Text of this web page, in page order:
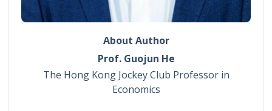
About Author
Prof. Guojun He
The Hong Kong Jockey Club Professor in
Economics